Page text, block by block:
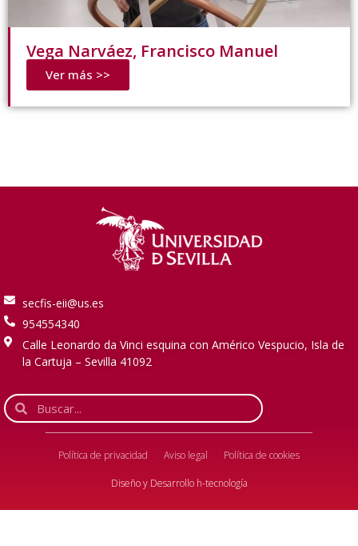
Vega Narváez, Francisco Manuel
Ver más >>
secfis-eii@us.es
954554340
Calle Leonardo da Vinci esquina con Américo Vespucio, Isla de
la Cartuja – Sevilla 41092
Política de privacidad Aviso legal Política de cookies
Diseño y Desarrollo h-tecnología